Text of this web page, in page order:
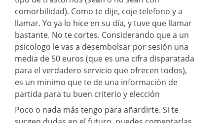
comorbilidad). Como te dije, coje telefono y a
llamar. Yo ya lo hice en su día, y tuve que llamar
bastante. No te cortes. Considerando que a un
psicologo le vas a desembolsar por sesión una
media de 50 euros (que es una cifra disparatada
para el verdadero servicio que ofrecen todos),
es un minimo que te de una información de
partida para tu buen criterio y elección
Poco o nada más tengo para añardirte. Si te